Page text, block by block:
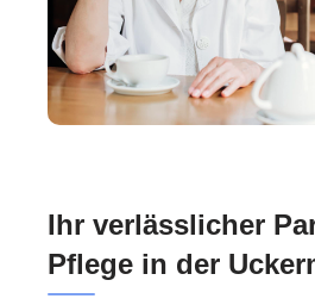
Ihr verlässlicher
Pflege in der